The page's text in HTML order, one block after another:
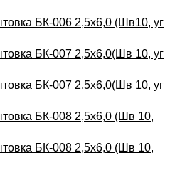
БК-006 2,5х6,0 (Шв10, уг
БК-007 2,5х6,0(Шв 10, уг
БК-007 2,5х6,0(Шв 10, уг
БК-008 2,5х6,0 (Шв 10,
БК-008 2,5х6,0 (Шв 10,